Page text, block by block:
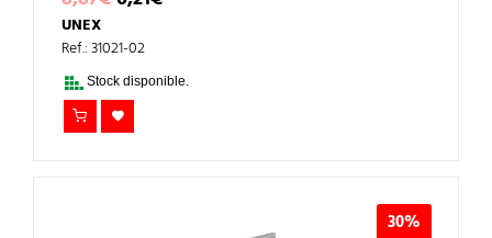
PRECIO
ERA:
8,87€.
PRECIO
6,21€.
UNEX
Ref.: 31021-02
Stock disponible.
30%